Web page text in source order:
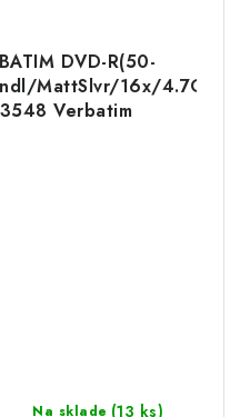
DVD-R(50-
MattSlvr/16x/4.7GB
Verbatim
Na sklade (13 ks)